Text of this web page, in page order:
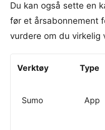
Du kan også sette en
før et årsabonnement
vurdere om du virkelig
Verktøy Type
Sumo App